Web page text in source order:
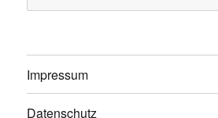
nach:
Impressum
Datenschutz